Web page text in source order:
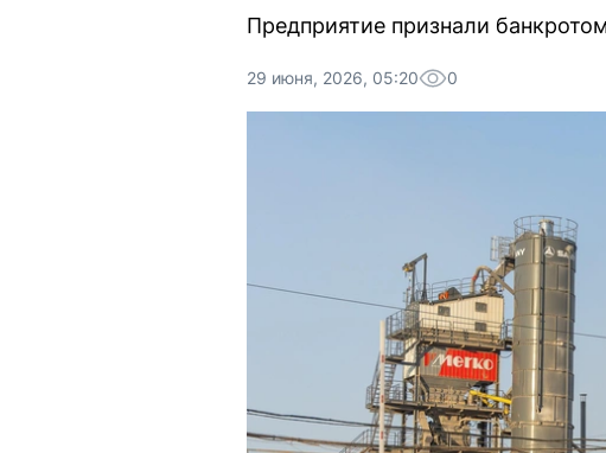
Предприятие признали
29 июня, 2026, 05:20 0